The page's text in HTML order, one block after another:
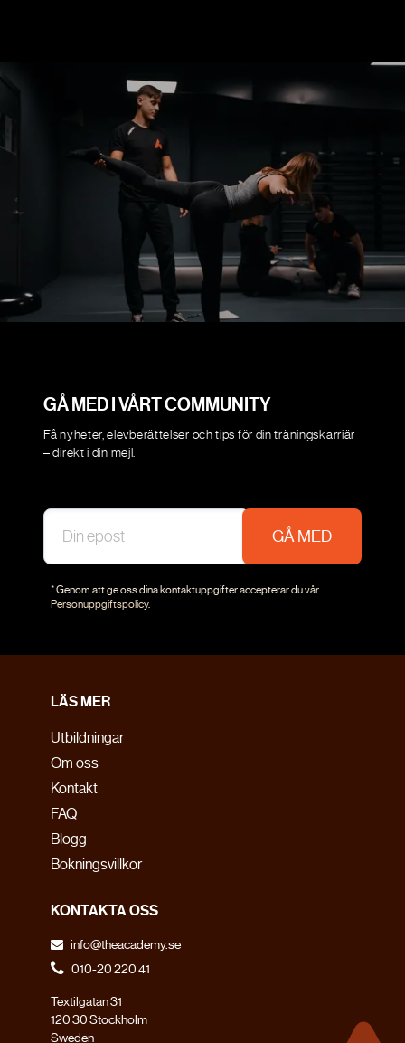
GÅ MED I VÅRT COMMUNITY
Få nyheter, elevberättelser och tips för din träningskarriär
– direkt i din mejl.
GÅ MED
* Genom att ge oss dina kontaktuppgifter accepterar du vår
Personuppgiftspolicy.
LÄS MER
Utbildningar
Om oss
Kontakt
FAQ
Blogg
Bokningsvillkor
KONTAKTA OSS
info@theacademy.se
010-20 220 41
Textilgatan 31
120 30 Stockholm
Sweden